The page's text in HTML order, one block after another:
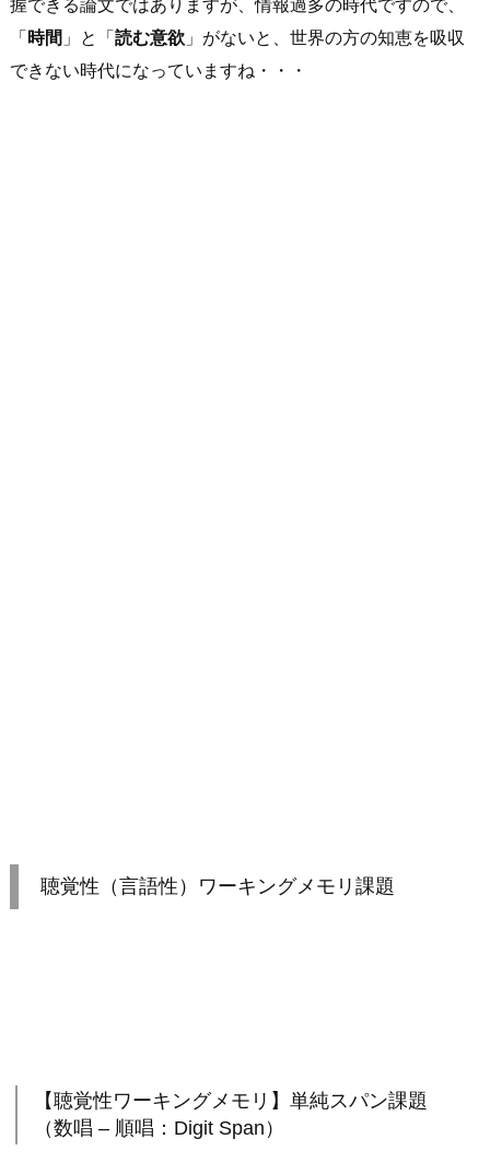
握できる論文ではありますが、情報過多の時代ですので、
「 時間 」と「 読む意欲 」がないと、世界の方の知恵を吸収
できない時代になっていますね・・・
聴覚性（言語性）ワーキングメモリ課題
【聴覚性ワーキングメモリ】単純スパン課題
（数唱 – 順唱：Digit Span）